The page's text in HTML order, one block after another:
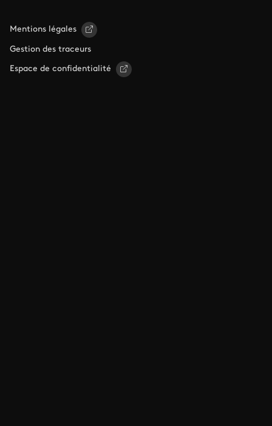
Mentions légales
Gestion des traceurs
Espace de confidentialité